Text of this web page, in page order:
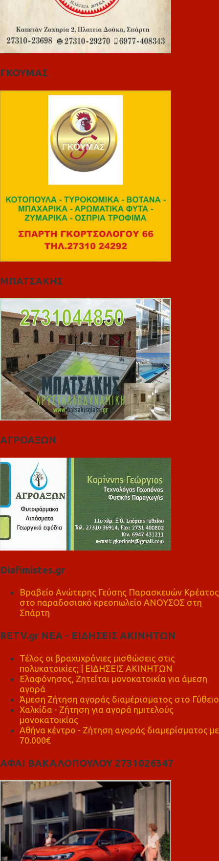
ΓΚΟΥΜΑΣ
ΜΠΑΤΣΑΚΗΣ
ΑΓΡΟΑΞΩΝ
Diafimistes.gr
Βραβείο Ανώτερης Γεύσης Παρασκευών Κρέατος
στο παραδοσιακό κρεοπωλείο ΑΝΟΥΣΟΣ στη
Σπάρτη
RETV.gr ΝΕΑ - ΕΙΔΗΣΕΙΣ ΑΚΙΝΗΤΩΝ
Τέλος οι βραχυχρόνιες μισθώσεις στις
πολυκατοικίες; | ΕΙΔΗΣΕΙΣ ΑΚΙΝΗΤΩΝ
Ελαφόνησος, Ζητείται μονοκατοικία για άμεση
αγορά
Άμεση Ζήτηση αγοράς διαμέρισματος στο Γύθειο
Χαλκίδα - Ζήτηση για αγορά ημιτελούς
μονοκατοικίας
Αθήνα κέντρο - Ζήτηση αγοράς διαμερίσματος με
70.000€
ΑΦΑΙ ΒΑΚΑΛΟΠΟΥΛΟΥ 2731026347